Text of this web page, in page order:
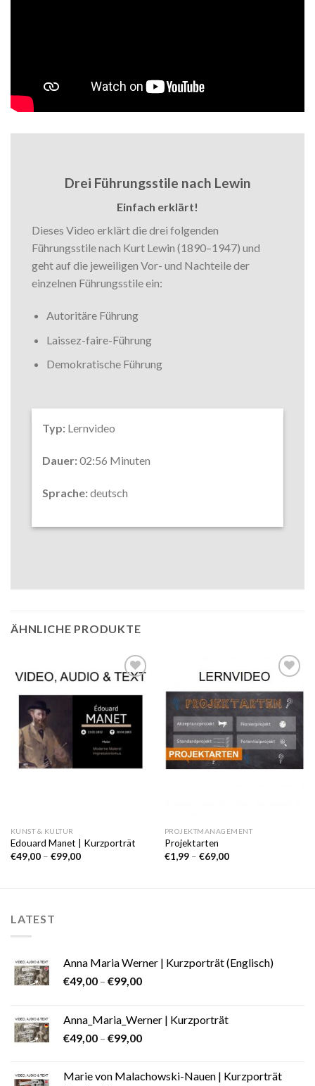
Drei Führungsstile nach Lewin
Einfach erklärt!
Dieses Video erklärt die drei folgenden
Führungsstile nach Kurt Lewin (1890–1947) und
geht auf die jeweiligen Vor- und Nachteile der
einzelnen Führungsstile ein:
Autoritäre Führung
Laissez-faire-Führung
Demokratische Führung
Typ: Lernvideo
Dauer:02:56 Minuten
Sprache:deutsch
ÄHNLICHE PRODUKTE
Wunschliste
KUNST & KULTUR
Edouard Manet | Kurzporträt
€49,00– €99,00
Wunschliste
PROJEKTMANAGEMENT
Projektarten
€1,99– €69,00
LATEST
Anna Maria Werner | Kurzporträt (Englisch)
€49,00 – €99,00
Anna_Maria_Werner | Kurzporträt
€49,00 – €99,00
Marie von Malachowski-Nauen | Kurzporträt